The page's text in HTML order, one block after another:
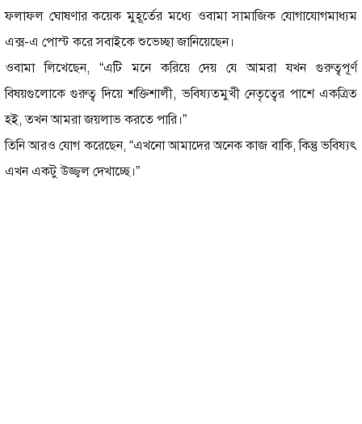
ফলাফল ঘোষণার কয়েক মুহূর্তের মধ্যে ওবামা সামাজিক যোগাযোগমাধ্যম
এক্স-এ পোস্ট করে সবাইকে শুভেচ্ছা জানিয়েছেন।
ওবামা লিখেছেন, “এটি মনে করিয়ে দেয় যে আমরা যখন গুরুত্বপূর্ণ
বিষয়গুলোকে গুরুত্ব দিয়ে শক্তিশালী, ভবিষ্যতমুখী নেতৃত্বের পাশে একত্রিত
হই, তখন আমরা জয়লাভ করতে পারি।”
তিনি আরও যোগ করেছেন, “এখনো আমাদের অনেক কাজ বাকি, কিন্তু ভবিষ্যৎ
এখন একটু উজ্জ্বল দেখাচ্ছে।”